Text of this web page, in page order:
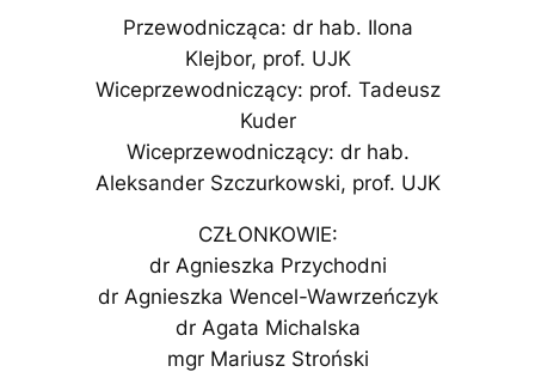
Przewodnicząca: dr hab. Ilona
Klejbor, prof. UJK
Wiceprzewodniczący: prof. Tadeusz
Kuder
Wiceprzewodniczący: dr hab.
Aleksander Szczurkowski, prof. UJK
CZŁONKOWIE:
dr Agnieszka Przychodni
dr Agnieszka Wencel-Wawrzeńczyk
dr Agata Michalska
mgr Mariusz Stroński